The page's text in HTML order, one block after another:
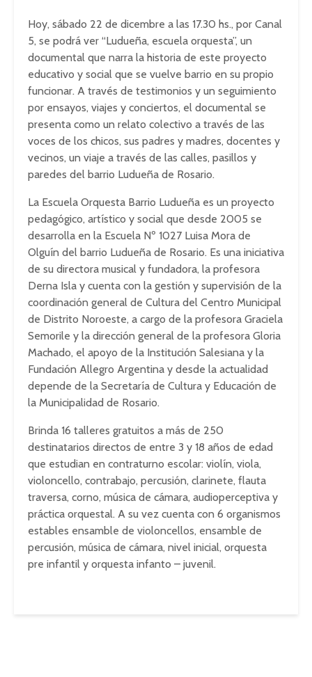
Hoy, sábado 22 de dicembre a las 17.30 hs., por Canal
5, se podrá ver “Ludueña, escuela orquesta”, un
documental que narra la historia de este proyecto
educativo y social que se vuelve barrio en su propio
funcionar. A través de testimonios y un seguimiento
por ensayos, viajes y conciertos, el documental se
presenta como un relato colectivo a través de las
voces de los chicos, sus padres y madres, docentes y
vecinos, un viaje a través de las calles, pasillos y
paredes del barrio Ludueña de Rosario.
La Escuela Orquesta Barrio Ludueña es un proyecto
pedagógico, artístico y social que desde 2005 se
desarrolla en la Escuela Nº 1027 Luisa Mora de
Olguín del barrio Ludueña de Rosario. Es una iniciativa
de su directora musical y fundadora, la profesora
Derna Isla y cuenta con la gestión y supervisión de la
coordinación general de Cultura del Centro Municipal
de Distrito Noroeste, a cargo de la profesora Graciela
Semorile y la dirección general de la profesora Gloria
Machado, el apoyo de la Institución Salesiana y la
Fundación Allegro Argentina y desde la actualidad
depende de la Secretaría de Cultura y Educación de
la Municipalidad de Rosario.
Brinda 16 talleres gratuitos a más de 250
destinatarios directos de entre 3 y 18 años de edad
que estudian en contraturno escolar: violín, viola,
violoncello, contrabajo, percusión, clarinete, flauta
traversa, corno, música de cámara, audioperceptiva y
práctica orquestal. A su vez cuenta con 6 organismos
estables ensamble de violoncellos, ensamble de
percusión, música de cámara, nivel inicial, orquesta
pre infantil y orquesta infanto – juvenil.